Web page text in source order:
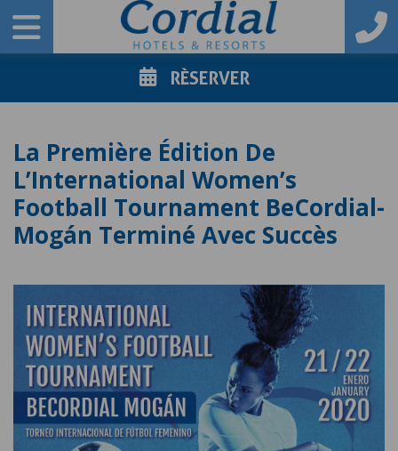
RÈSERVER
La Première Édition De
L’International Women’s
Football Tournament BeCordial-
Mogán Terminé Avec Succès